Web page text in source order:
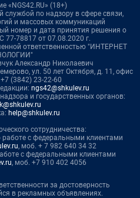
«NGS42.RU» (18+)
службой по надзору в сфере связи,
и массовых коммуникаций
номер и дата принятия решения о
77-78817 от 07.08.2020 г.
ответственностью "ИНТЕРНЕТ
Александр Николаевич
ул. 50 лет Октября, д. 11, офис
(3842) 23-22-60
ngs42@shkulev.ru
и государственных органов:
help@shkulev.ru
сотрудничества:
с федеральными клиентами
, моб. + 7 982 640 34 32
с федеральными клиентами
, моб. +7 910 402 4056
за достоверность
в рекламных объявлениях.